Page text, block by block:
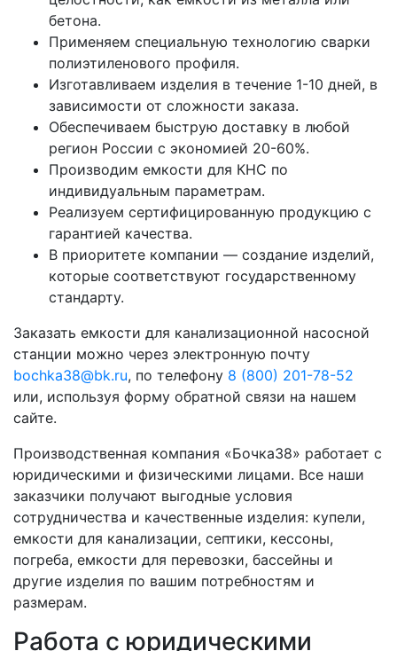
бетона.
Применяем специальную технологию сварки
полиэтиленового профиля.
Изготавливаем изделия в течение 1-10 дней, в
зависимости от сложности заказа.
Обеспечиваем быструю доставку в любой
регион России с экономией 20-60%.
Производим емкости для КНС по
индивидуальным параметрам.
Реализуем сертифицированную продукцию с
гарантией качества.
В приоритете компании — создание изделий,
которые соответствуют государственному
стандарту.
Заказать емкости для канализационной насосной
станции можно через электронную почту
bochka38@bk.ru, по телефону 8 (800) 201-78-52
или, используя форму обратной связи на нашем
сайте.
Производственная компания «Бочка38» работает с
юридическими и физическими лицами. Все наши
заказчики получают выгодные условия
сотрудничества и качественные изделия: купели,
емкости для канализации, септики, кессоны,
погреба, емкости для перевозки, бассейны и
другие изделия по вашим потребностям и
размерам.
Работа с юридическими